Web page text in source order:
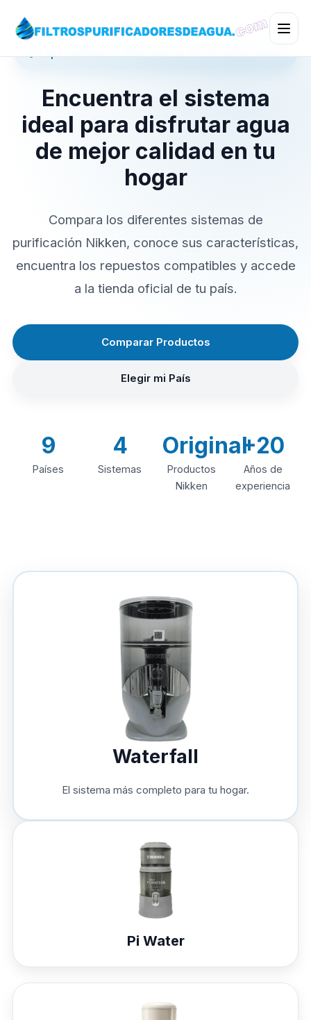
Encuentra el sistema
ideal para disfrutar agua
de mejor calidad en tu
hogar
Compara los diferentes sistemas de
purificación Nikken, conoce sus características,
encuentra los repuestos compatibles y accede
a la tienda oficial de tu país.
Comparar Productos
Elegir mi País
9
Países
4
Sistemas
Original
Productos
Nikken
+20
Años de
experiencia
Waterfall
El sistema más completo para tu hogar.
Pi Water